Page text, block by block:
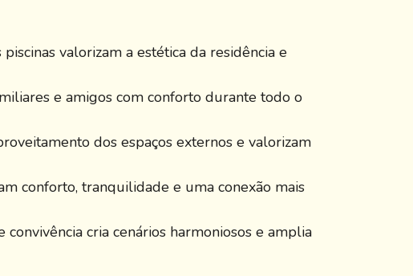
valorizam a estética da residência e
e amigos com conforto durante todo o
dos espaços externos e valorizam
conforto, tranquilidade e uma conexão mais
cria cenários harmoniosos e amplia